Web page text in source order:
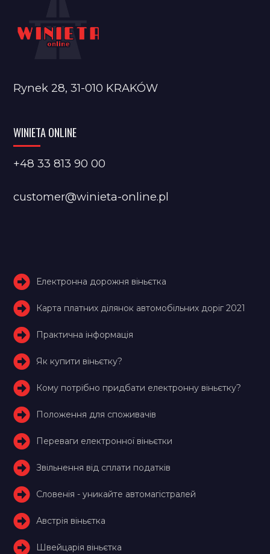
Rynek 28, 31-010 KRAKÓW
WINIETA ONLINE
+48 33 813 90 00
customer@winieta-online.pl
Електронна дорожня віньєтка
Карта платних ділянок автомобільних доріг 2021
Практична інформація
Як купити віньєтку?
Кому потрібно придбати електронну віньєтку?
Положення для споживачів
Переваги електронної віньєтки
Звільнення від сплати податків
Словенія - уникайте автомагістралей
Австрія віньєтка
Швейцарія віньєтка